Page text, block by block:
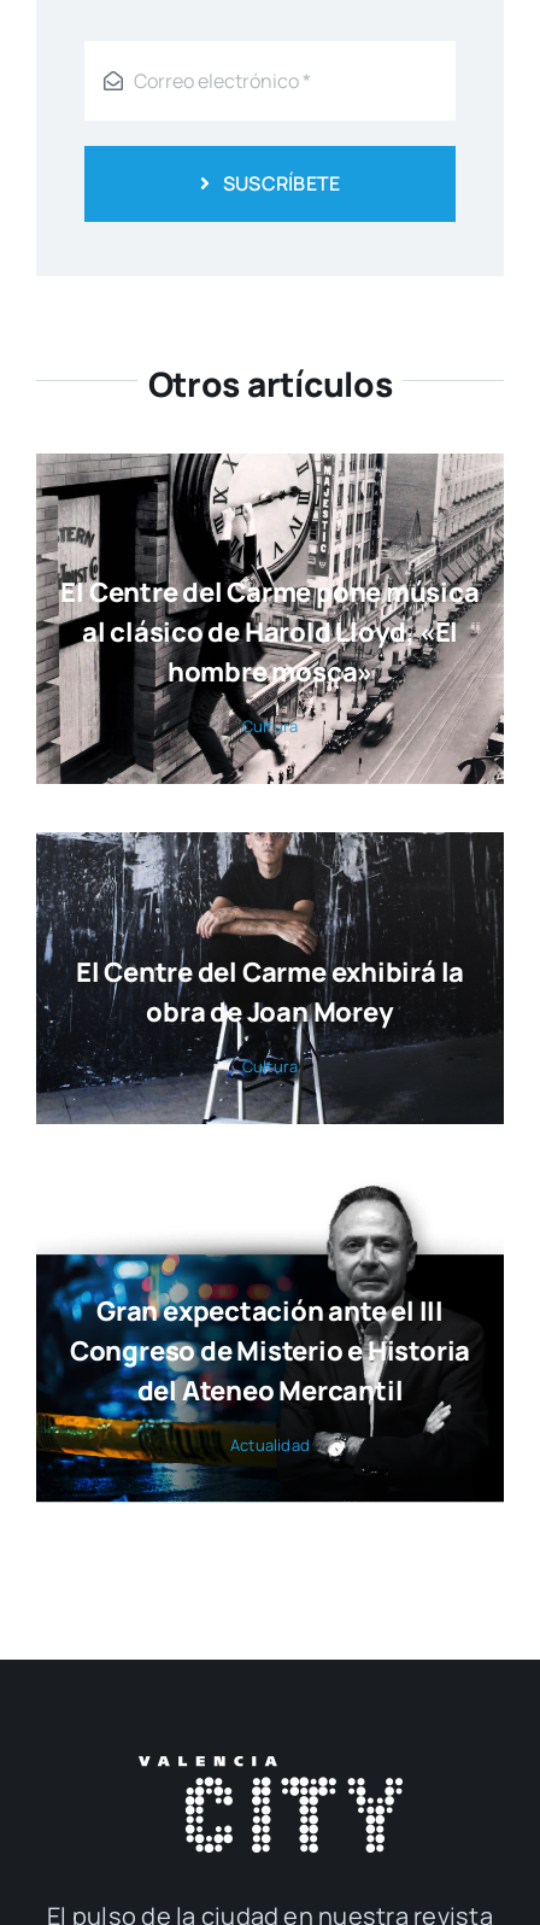
SUSCRÍBETE
Otros artículos
El Centre del Carme pone música
al clásico de Harold Lloyd, «El
hombre mosca»
Cul­tu­ra
El Centre del Carme exhibirá la
obra de Joan Morey
Cul­tu­ra
Gran expectación ante el III
Congreso de Misterio e Historia
del Ateneo Mercantil
Actua­li­dad
El pul­so de la ciu­dad en nues­tra revis­ta